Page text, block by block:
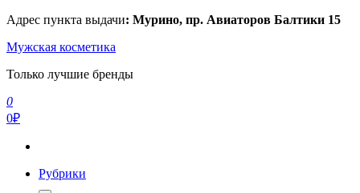
Перейти
содержимому
Адрес пункта выдачи: Мурино, пр. Авиаторов Балтики 15
Мужская косметика
Только лучшие бренды
0
0₽
Рубрики